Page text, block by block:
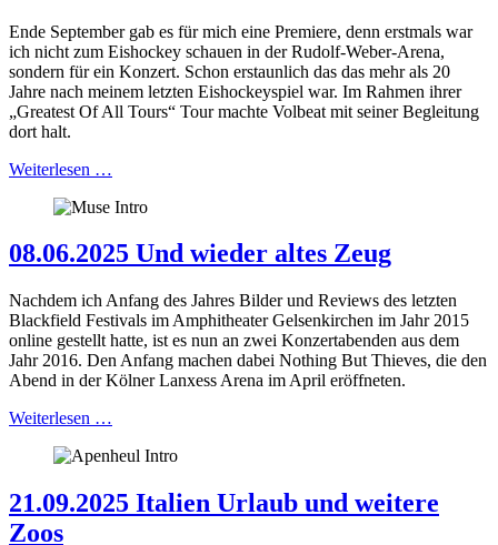
Ende September gab es für mich eine Premiere, denn erstmals war
ich nicht zum Eishockey schauen in der Rudolf-Weber-Arena,
sondern für ein Konzert. Schon erstaunlich das das mehr als 20
Jahre nach meinem letzten Eishockeyspiel war. Im Rahmen ihrer
„Greatest Of All Tours“ Tour machte Volbeat mit seiner Begleitung
dort halt.
Weiterlesen …
08.06.2025 Und wieder altes Zeug
Nachdem ich Anfang des Jahres Bilder und Reviews des letzten
Blackfield Festivals im Amphitheater Gelsenkirchen im Jahr 2015
online gestellt hatte, ist es nun an zwei Konzertabenden aus dem
Jahr 2016. Den Anfang machen dabei Nothing But Thieves, die den
Abend in der Kölner Lanxess Arena im April eröffneten.
Weiterlesen …
21.09.2025 Italien Urlaub und weitere
Zoos